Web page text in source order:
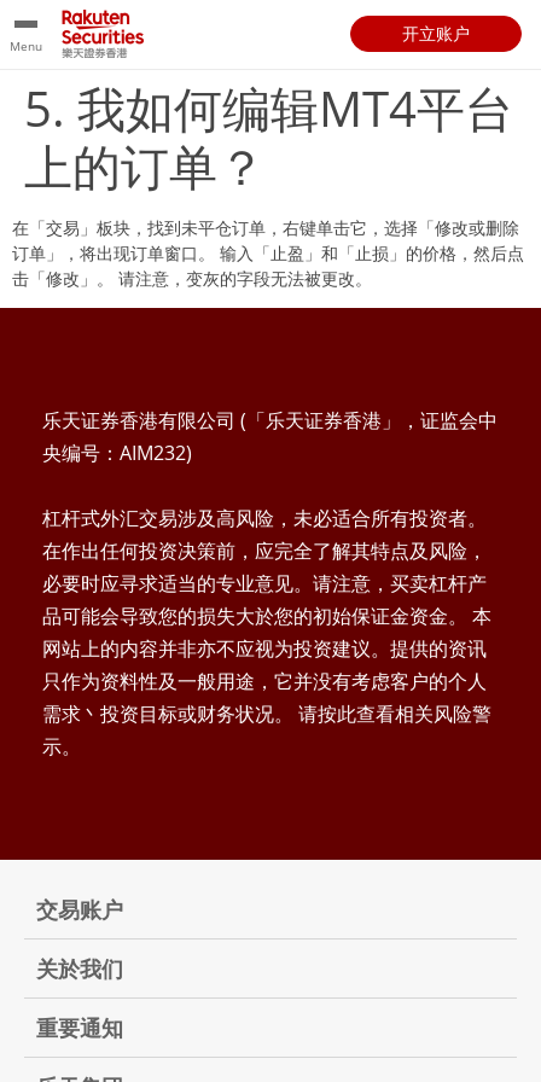
Menu
开立账户
5. 我如何编辑MT4平台
上的订单？
在「交易」板块，找到未平仓订单，右键单击它，选择「修改或删除
订单」，将出现订单窗口。 输入「止盈」和「止损」的价格，然后点
击「修改」。 请注意，变灰的字段无法被更改。
乐天证券香港有限公司 (「乐天证券香港」，证监会中
央编号：AIM232)
杠杆式外汇交易涉及高风险，未必适合所有投资者。
在作出任何投资决策前，应完全了解其特点及风险，
必要时应寻求适当的专业意见。请注意，买卖杠杆产
品可能会导致您的损失大於您的初始保证金资金。 本
网站上的内容并非亦不应视为投资建议。提供的资讯
只作为资料性及一般用途，它并没有考虑客户的个人
需求丶投资目标或财务状况。 请按此查看相关风险警
示。
交易账户
关於我们
重要通知